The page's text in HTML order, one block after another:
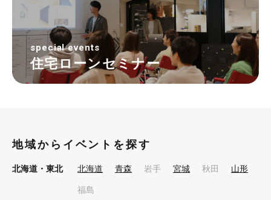
special events
住宅ローンセミナー
地域からイベントを探す
北海道・東北 北海道 青森 岩手 宮城 秋田 山形
福島